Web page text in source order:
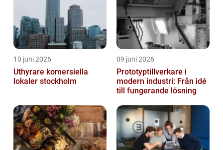
10 juni 2026
Uthyrare komersiella
lokaler stockholm
09 juni 2026
Prototyptillverkare i
modern industri: Från idé
till fungerande lösning